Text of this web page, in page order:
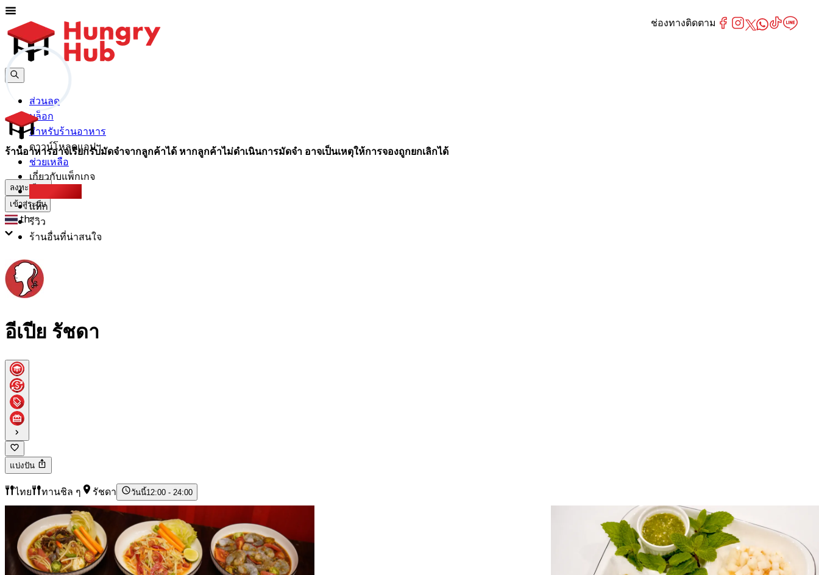
ส่วนลด
บล็อก
สำหรับร้านอาหาร
ดาวน์โหลดแอปฯ
ช่วยเหลือ
ลงทะเบียน
เข้าสู่ระบบ
th
ร้านอาหารอาจเรียกรับมัดจำจากลูกค้าได้ หากลูกค้าไม่ดำเนินการมัดจำ อาจเป็นเหตุให้การจองถูกยกเลิกได้
เกี่ยวกับแพ็กเกจ
แท็ก
รีวิว
ร้านอื่นที่น่าสนใจ
อีเปีย รัชดา
แบ่งปัน
ไทย ทานชิล ๆ รัชดา วันนี้12:00 - 24:00
ช่องทางติดตาม